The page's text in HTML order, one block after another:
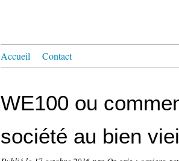
Accueil Contact
WE100 ou
société au bien